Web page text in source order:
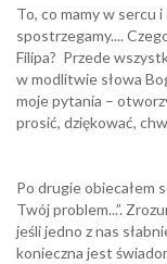
To, co mamy w sercu
spostrzegamy....
Filipa? Przede
w modlitwie słowa
moje pytania –
prosić, dziękować,
Po drugie obiecałem
Twój problem...”.
jeśli jedno z nas
konieczna jest